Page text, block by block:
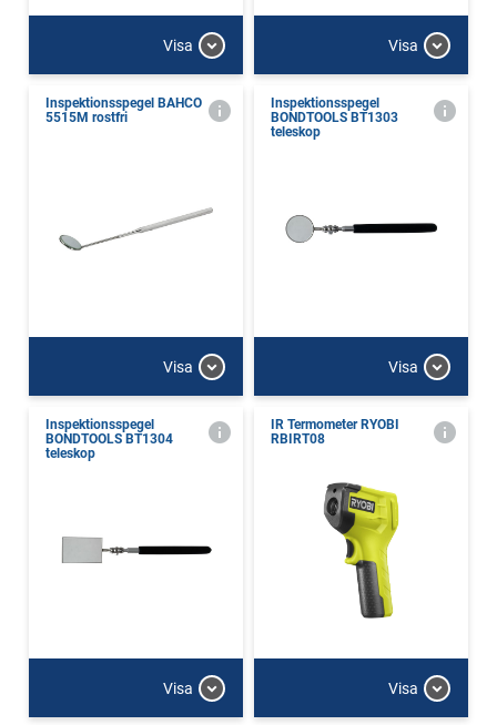
Visa Visa
Inspektionsspegel BAHCO
5515M rostfri
Visa
Inspektionsspegel
BONDTOOLS BT1303
teleskop
Visa
Inspektionsspegel
BONDTOOLS BT1304
teleskop
Visa
IR Termometer RYOBI
RBIRT08
Visa